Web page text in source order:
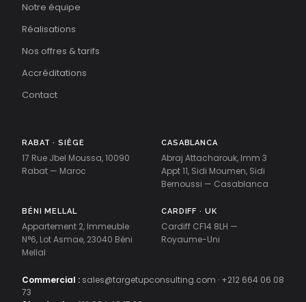
Notre équipe
Réalisations
Nos offres & tarifs
Accréditations
Contact
RABAT · SIÈGE
17 Rue Jbel Moussa, 10090
Rabat — Maroc
CASABLANCA
Abraj Attacharouk, Imm 3
Appt 11, Sidi Moumen, Sidi
Bernoussi — Casablanca
BÉNI MELLAL
Appartement 2, Immeuble
N°6, Lot Asmae, 23040 Béni
Mellal
CARDIFF · UK
Cardiff CF14 8LH —
Royaume-Uni
Commercial : sales@targetupconsulting.com · +212 664 06 08
73